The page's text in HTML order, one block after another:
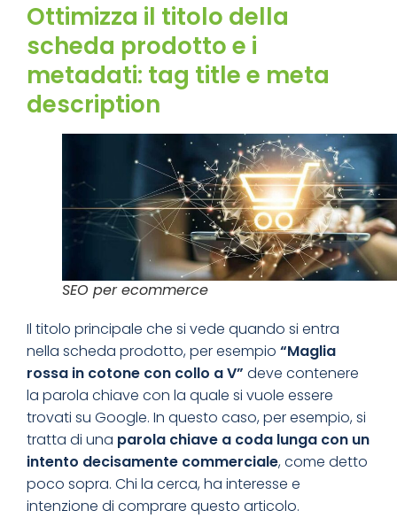
Ottimizza il titolo della
scheda prodotto e i
metadati: tag title e meta
description
SEO per ecommerce
Il titolo principale che si vede quando si entra
nella scheda prodotto, per esempio “Maglia
rossa in cotone con collo a V” deve contenere
la parola chiave con la quale si vuole essere
trovati su Google. In questo caso, per esempio, si
tratta di una parola chiave a coda lunga con un
intento decisamente commerciale, come detto
poco sopra. Chi la cerca, ha interesse e
intenzione di comprare questo articolo.